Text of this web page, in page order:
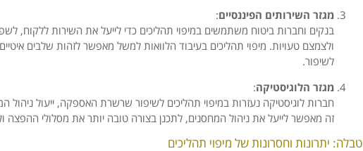
מגזר השירותים הפיננסיים:
בנקים וחברות ביטוח משתמשים במיפוי תהליכים כדי לייעל את השירות ללקוח,
ולצמצם טעויות. מיפוי תהליכים בעיבוד הלוואות למשל מאפשר לזהות שלבים
לשיפור.
מגזר הלוגיסטיקה:
חברות לוגיסטיקה נעזרות במיפוי תהליכים לשיפור שרשרת האספקה, ייעול ניהול
זה מאפשר לייעל את ניהול המחסנים, לתכנן בצורה טובה יותר את מסלולי ההפצה
טבלה: יתרונות וחסרונות של מיפוי תהליכים